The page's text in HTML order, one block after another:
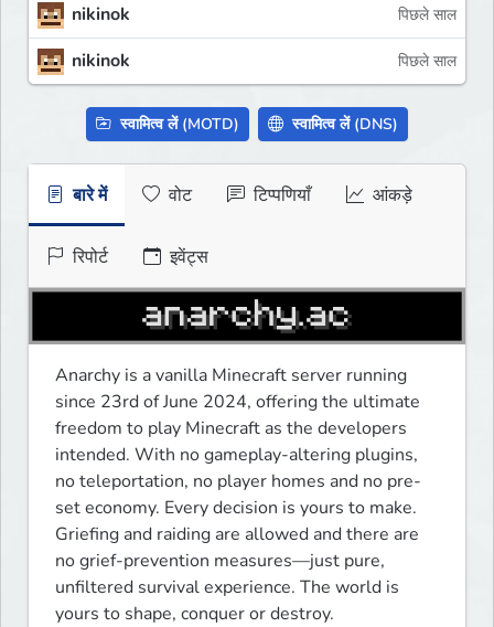
nikinok पिछले साल
nikinok पिछले साल
स्वामित्व लें (MOTD) स्वामित्व लें (DNS)
बारे में वोट टिप्पणियाँ आंकड़े
रिपोर्ट इवेंट्स
Anarchy is a vanilla Minecraft server running
since 23rd of June 2024, offering the ultimate
freedom to play Minecraft as the developers
intended. With no gameplay-altering plugins,
no teleportation, no player homes and no pre-
set economy. Every decision is yours to make.
Griefing and raiding are allowed and there are
no grief-prevention measures—just pure,
unfiltered survival experience. The world is
yours to shape, conquer or destroy.